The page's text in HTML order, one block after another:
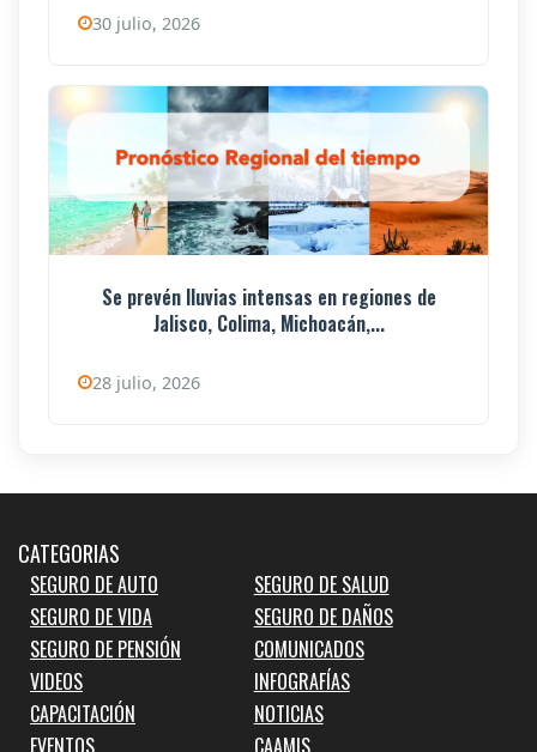
30 julio, 2026
Se prevén lluvias intensas en regiones de
Jalisco, Colima, Michoacán,...
28 julio, 2026
CATEGORIAS
SEGURO DE AUTO
SEGURO DE SALUD
SEGURO DE VIDA
SEGURO DE DAÑOS
SEGURO DE PENSIÓN
COMUNICADOS
VIDEOS
INFOGRAFÍAS
CAPACITACIÓN
NOTICIAS
EVENTOS
CAAMIS